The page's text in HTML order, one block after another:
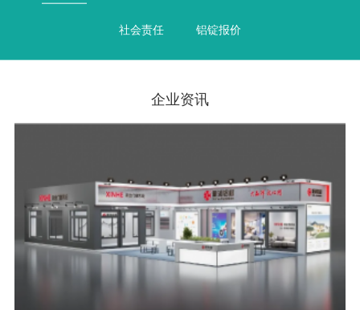
社会责任 铝锭报价
企业资讯